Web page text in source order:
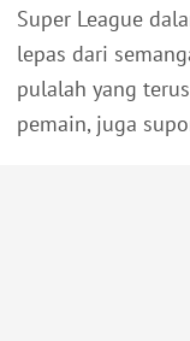
Super League
lepas dari
pulalah yang
pemain, juga